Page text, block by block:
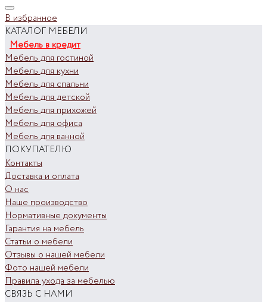
В избранное
КАТАЛОГ МЕБЕЛИ
Мебель в кредит
Мебель для гостиной
Мебель для кухни
Мебель для спальни
Мебель для детской
Мебель для прихожей
Мебель для офиса
Мебель для ванной
ПОКУПАТЕЛЮ
Контакты
Доставка и оплата
О нас
Наше производство
Нормативные документы
Гарантия на мебель
Статьи о мебели
Отзывы о нашей мебели
Фото нашей мебели
Правила ухода за мебелью
СВЯЗЬ С НАМИ